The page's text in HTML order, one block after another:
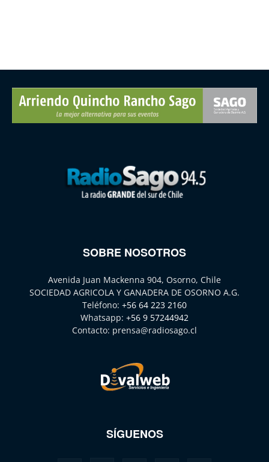
SOBRE NOSOTROS
Avenida Juan Mackenna 904, Osorno, Chile
SOCIEDAD AGRICOLA Y GANADERA DE OSORNO A.G.
Teléfono: +56 64 223 2160
Whatsapp: +56 9 57244942
Contacto: prensa@radiosago.cl
SÍGUENOS